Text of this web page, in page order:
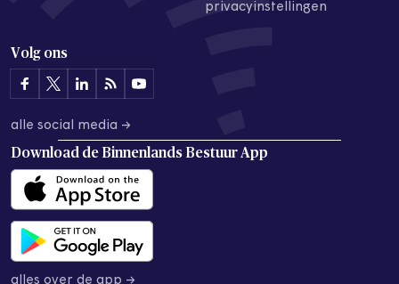
privacyinstellingen
Volg ons
alle social media →
Download de Binnenlands Bestuur App
alles over de app →